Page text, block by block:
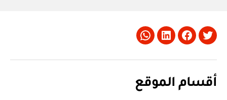
Twitter
Facebook
LinkedIn
Whatsapp
أقسام الموقع